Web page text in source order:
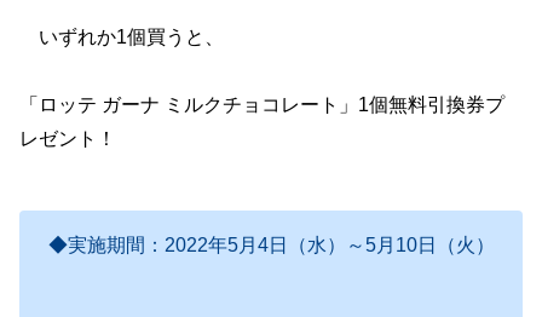
いずれか1個買うと、
「ロッテ ガーナ ミルクチョコレート」1個無料引換券プ
レゼント！
◆実施期間：2022年5月4日（水）～5月10日（火）